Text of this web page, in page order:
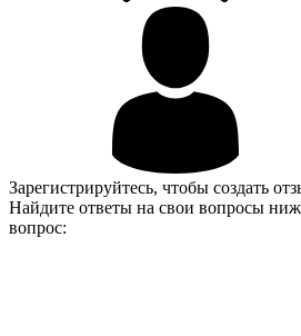
Зарегистрируйтесь, чтобы создать
Найдите ответы на свои вопросы
вопрос: